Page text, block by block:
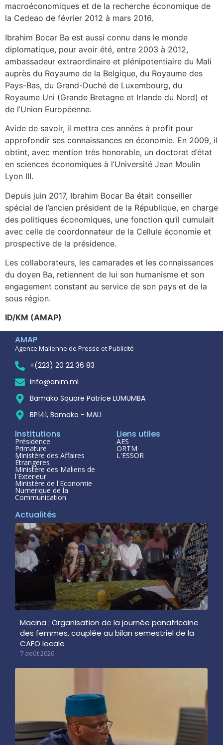
macroéconomiques et de la recherche économique de
la Cedeao de février 2012 à mars 2016.
Ibrahim Bocar Ba est aussi connu dans le monde
diplomatique, pour avoir été, entre 2003 à 2012,
ambassadeur extraordinaire et plénipotentiaire du Mali
auprès du Royaume de la Belgique, du Royaume des
Pays-Bas, du Grand-Duché de Luxembourg, du
Royaume Uni (Grande Bretagne et Irlande du Nord) et
de l’Union Européenne.
Avide de savoir, il mettra ces années à profit pour
approfondir ses connaissances en économie. En 2009, il
obtint, avec mention très honorable, un doctorat d’état
en sciences économiques à l’Université Jean Moulin
Lyon III.
Depuis juin 2017, Ibrahim Bocar Ba était conseiller
spécial de l’ancien président de la République, en charge
des politiques économiques, une fonction qu’il cumulait
avec celle de coordonnateur de la Cellule économie et
prospective de la présidence.
Les collaborateurs, les camarades et les connaissances
du doyen Ba, retiennent de lui son humanisme et son
engagement constant au service de son pays et de la
sous région.
ID/KM (AMAP)
AMAP
Agence Malienne de Presse et Publicité
+(223) 20 22 36 83
info@anim.ml
Bamako Square Patrice LUMUMBA
BP141, Bamako - MALI
Institutions
Présidence
Primature
Ministère des Affaires
Étrangeres
Ministère des Maliens de
l'Exterieur
Ministère de l'Economie
Numerique de la
Communication
Liens utiles
AES
ORTM
L'ESSOR
Actualités
Macina : Organisation de la journée panafricaine
des femmes, couplée au bilan semestriel de la
CAFO locale
7 août 2026